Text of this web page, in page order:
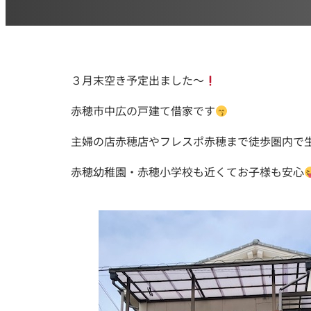
３月末空き予定出ました～
赤穂市中広の戸建て借家です
主婦の店赤穂店やフレスポ赤穂まで徒歩圏内で
赤穂幼稚園・赤穂小学校も近くてお子様も安心